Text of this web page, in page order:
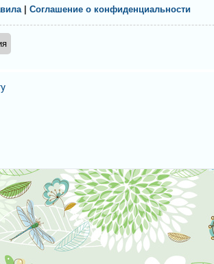
|Соглашение о конфиденциальности